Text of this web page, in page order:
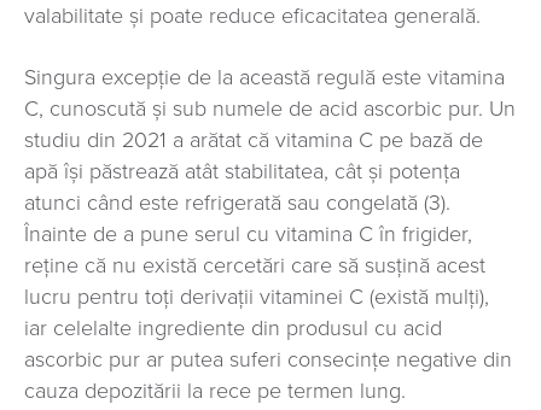
valabilitate și poate reduce eficacitatea generală.
Singura excepție de la această regulă este vitamina
C, cunoscută și sub numele de acid ascorbic pur. Un
studiu din 2021 a arătat că vitamina C pe bază de
apă își păstrează atât stabilitatea, cât și potența
atunci când este refrigerată sau congelată (3).
Înainte de a pune serul cu vitamina C în frigider,
reține că nu există cercetări care să susțină acest
lucru pentru toți derivații vitaminei C (există mulți),
iar celelalte ingrediente din produsul cu acid
ascorbic pur ar putea suferi consecințe negative din
cauza depozitării la rece pe termen lung.